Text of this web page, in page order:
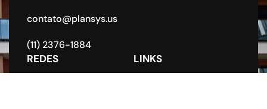
contato@plansys.us
(11) 2376-1884
REDES LINKS